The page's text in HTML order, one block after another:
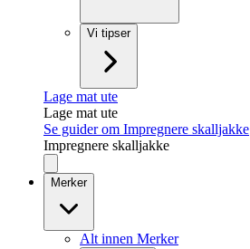
Vi tipser
Lage mat ute
Lage mat ute
Se guider om Impregnere skalljakke
Impregnere skalljakke
Merker
Alt innen Merker